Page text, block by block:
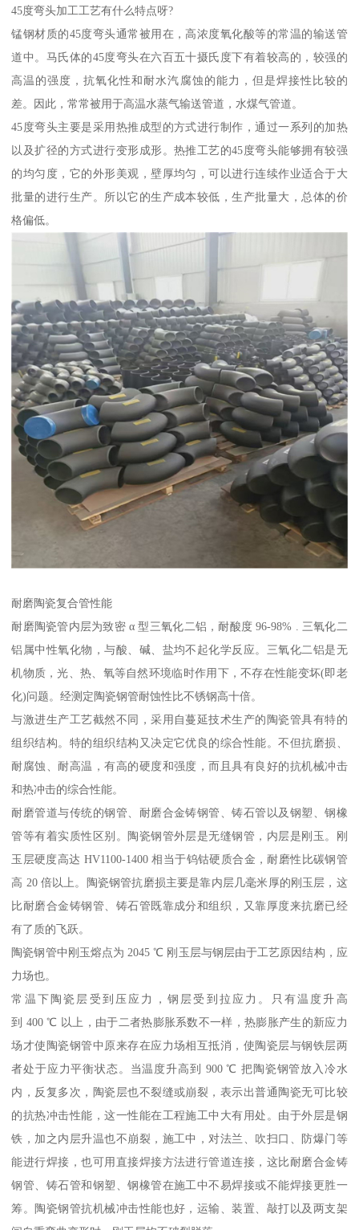
45度弯头加工工艺有什么特点呀?
锰钢材质的45度弯头通常被用在，高浓度氧化酸等的常温的输送管
道中。马氏体的45度弯头在六百五十摄氏度下有着较高的，较强的
高温的强度，抗氧化性和耐水汽腐蚀的能力，但是焊接性比较的
差。因此，常常被用于高温水蒸气输送管道，水煤气管道。
45度弯头主要是采用热推成型的方式进行制作，通过一系列的加热
以及扩径的方式进行变形成形。热推工艺的45度弯头能够拥有较强
的均匀度，它的外形美观，壁厚均匀，可以进行连续作业适合于大
批量的进行生产。所以它的生产成本较低，生产批量大，总体的价
格偏低。
耐磨陶瓷复合管性能
耐磨陶瓷管内层为致密 α 型三氧化二铝，耐酸度 96-98% . 三氧化二
铝属中性氧化物，与酸、碱、盐均不起化学反应。三氧化二铝是无
机物质，光、热、氧等自然环境临时作用下，不存在性能变坏(即老
化)问题。经测定陶瓷钢管耐蚀性比不锈钢高十倍。
与激进生产工艺截然不同，采用自蔓延技术生产的陶瓷管具有特的
组织结构。特的组织结构又决定它优良的综合性能。不但抗磨损、
耐腐蚀、耐高温，有高的硬度和强度，而且具有良好的抗机械冲击
和热冲击的综合性能。
耐磨管道与传统的钢管、耐磨合金铸钢管、铸石管以及钢塑、钢橡
管等有着实质性区别。陶瓷钢管外层是无缝钢管，内层是刚玉。刚
玉层硬度高达 HV1100-1400 相当于钨钴硬质合金，耐磨性比碳钢管
高 20 倍以上。陶瓷钢管抗磨损主要是靠内层几毫米厚的刚玉层，这
比耐磨合金铸钢管、铸石管既靠成分和组织，又靠厚度来抗磨已经
有了质的飞跃。
陶瓷钢管中刚玉熔点为 2045 ℃ 刚玉层与钢层由于工艺原因结构，应
力场也。
常温下陶瓷层受到压应力，钢层受到拉应力。只有温度升高
到 400 ℃ 以上，由于二者热膨胀系数不一样，热膨胀产生的新应力
场才使陶瓷钢管中原来存在应力场相互抵消，使陶瓷层与钢铁层两
者处于应力平衡状态。当温度升高到 900 ℃ 把陶瓷钢管放入冷水
内，反复多次，陶瓷层也不裂缝或崩裂，表示出普通陶瓷无可比较
的抗热冲击性能，这一性能在工程施工中大有用处。由于外层是钢
铁，加之内层升温也不崩裂，施工中，对法兰、吹扫口、防爆门等
能进行焊接，也可用直接焊接方法进行管道连接，这比耐磨合金铸
钢管、铸石管和钢塑、钢橡管在施工中不易焊接或不能焊接更胜一
筹。陶瓷钢管抗机械冲击性能也好，运输、装置、敲打以及两支架